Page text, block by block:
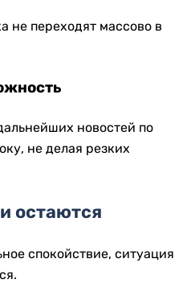
не переходят массово в
новостей по
не делая резких
остаются
спокойствие, ситуация